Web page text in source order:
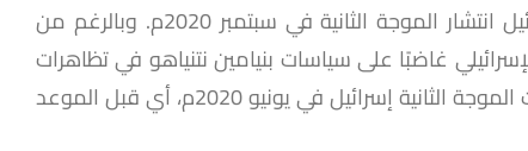
مع بداية شهر مارس 2020م، انتشر فيروس كورونا في إسرائيل، وأُطلق عليه فيما بعد “الموجة الأولى”، وتوقعت إسرائيل انتشار الموجة الثانية في سبتمبر 2020م. وبالرغم من
غاضبًا على سياسات بنيامين نتنياهو في تظاهرات
تُطالبه باتخاذ إجراءات تتناسب مع الوضع الذي يَمُر به المواطن الإسرائيلي على المستوى الاقتصادي. والأهم من ذلك، ضربت الموجة الثانية إسرائيل في يونيو 2020م، أي قبل الموعد